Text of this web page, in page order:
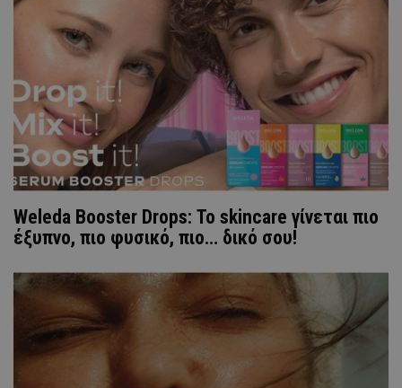
Weleda Booster Drops: Το skincare γίνεται πιο
έξυπνο, πιο φυσικό, πιο… δικό σου!